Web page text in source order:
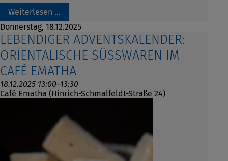
Weiterlesen …
Donnerstag, 18.12.2025
LEBENDIGER ADVENTSKALENDER:
ORIENTALISCHE SÜSSWAREN IM C
AFÉ EMATHA
18.12.2025 13:00–13:30
Café Ematha (Hinrich-Schmalfeldt-Straße 24)